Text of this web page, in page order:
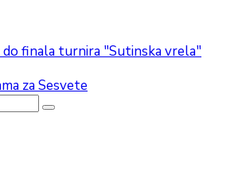
finala turnira "Sutinska vrela"
za Sesvete